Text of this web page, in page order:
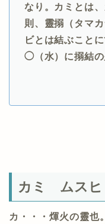
なり。カミとは
則、靈搦（タマ
ビとは結ぶこと
◯（水）に搦結の
カミ ムスヒ
カ・・・煇火の靈也。